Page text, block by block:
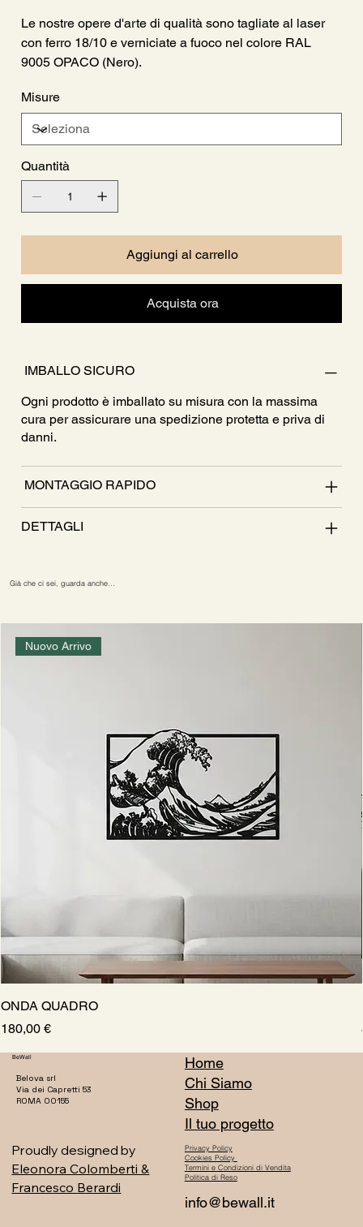
Le nostre opere d'arte di qualità sono tagliate al laser
con ferro 18/10 e verniciate a fuoco nel colore RAL
9005 OPACO (Nero).
Misure
Quantità
Aggiungi al carrello
Acquista ora
IMBALLO SICURO
Ogni prodotto è imballato su misura con la massima
cura per assicurare una spedizione protetta e priva di
danni.
MONTAGGIO RAPIDO
DETTAGLI
Già che ci sei, guarda anche…
Nuovo Arrivo
ONDA QUADRO
Prezzo
180,00 €
Proudly designed by
Eleonora Colomberti &
Francesco Berardi
BeWall
Belova srl
Via dei Capretti 53
ROMA 00155
Home
Chi Siamo
Shop
Il tuo progetto
Privacy Policy
Cookies Policy
Termini e Condizioni di Vendita
Politica di Reso
info@bewall.it